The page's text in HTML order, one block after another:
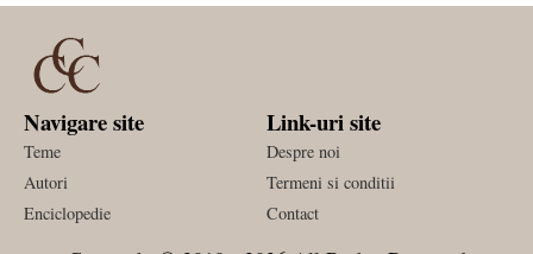
Navigare site
Teme
Autori
Enciclopedie
Link-uri site
Despre noi
Termeni si conditii
Contact